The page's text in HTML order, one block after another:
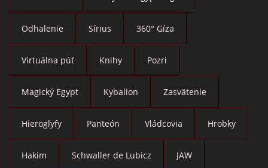
Odhalenie Sírius 360° Gíza
Virtuálna púť Knihy Pozri
Magický Egypt Kybalion Zasvätenie
Hieroglyfy Panteón Vládcovia Hrobky
Hakim Schwaller de Lubicz JAW